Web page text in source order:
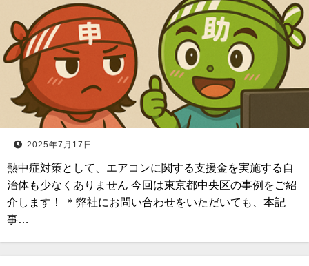
2025年7月17日
熱中症対策として、エアコンに関する支援金を実施する自
治体も少なくありません 今回は東京都中央区の事例をご紹
介します！ ＊弊社にお問い合わせをいただいても、本記
事…